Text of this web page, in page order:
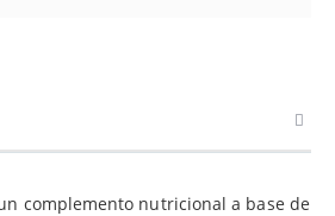
complemento nutricional a base de